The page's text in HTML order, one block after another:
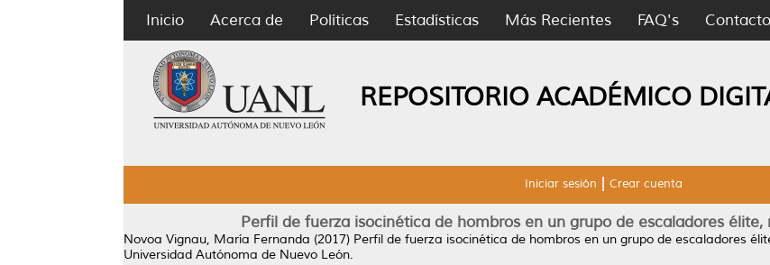
Inicio Acerca de Políticas Estadísticas Más Recientes FAQ's Contacto
REPOSITORIO ACADÉMICO
Iniciar sesión Crear cuenta
Perfil de fuerza isocinética de hombros en un grupo de escaladores
Novoa Vignau, María Fernanda (2017) Perfil de fuerza isocinética de hombros en un grupo de escaladores
Universidad Autónoma de Nuevo León.